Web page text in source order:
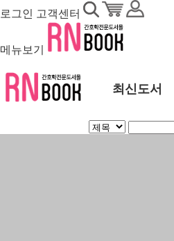
로그인 고객센터
메뉴보기
최신도서